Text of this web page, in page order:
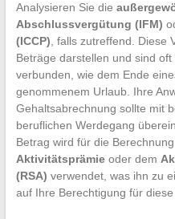
Analysieren Sie die
Abschlussvergütung (IFM)
(ICCP) , falls zutreffend. Diese
Beträge darstellen und sind
verbunden, wie dem Ende
genommenem Urlaub. Ihre
Gehaltsabrechnung sollte mit
beruflichen Werdegang
Betrag wird für die
Aktivitätsprämieoder dem
(RSA) verwendet, was ihn zu
auf Ihre Berechtigung für diese